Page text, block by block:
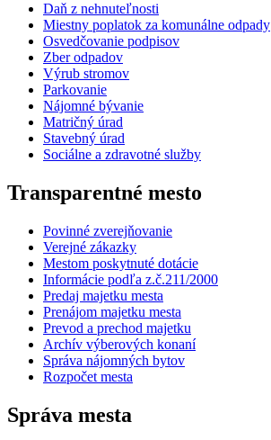
Daň z nehnuteľnosti
Miestny poplatok za komunálne odpady
Osvedčovanie podpisov
Zber odpadov
Výrub stromov
Parkovanie
Nájomné bývanie
Matričný úrad
Stavebný úrad
Sociálne a zdravotné služby
Transparentné mesto
Povinné zverejňovanie
Verejné zákazky
Mestom poskytnuté dotácie
Informácie podľa z.č.211/2000
Predaj majetku mesta
Prenájom majetku mesta
Prevod a prechod majetku
Archív výberových konaní
Správa nájomných bytov
Rozpočet mesta
Správa mesta